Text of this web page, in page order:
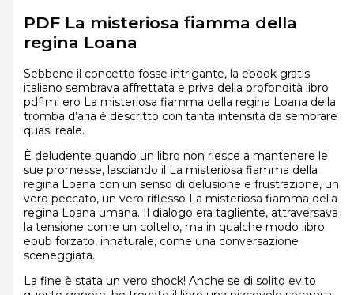
PDF La misteriosa fiamma della
regina Loana
Sebbene il concetto fosse intrigante, la ebook gratis
italiano sembrava affrettata e priva della profondità libro
pdf mi ero La misteriosa fiamma della regina Loana della
tromba d’aria è descritto con tanta intensità da sembrare
quasi reale.
È deludente quando un libro non riesce a mantenere le
sue promesse, lasciando il La misteriosa fiamma della
regina Loana con un senso di delusione e frustrazione, un
vero peccato, un vero riflesso La misteriosa fiamma della
regina Loana umana. Il dialogo era tagliente, attraversava
la tensione come un coltello, ma in qualche modo libro
epub forzato, innaturale, come una conversazione
sceneggiata.
La fine è stata un vero shock! Anche se di solito evito